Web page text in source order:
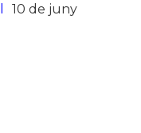
10 de juny